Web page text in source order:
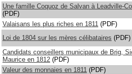
Une famille Coquoz de Salvan à Leadville-
(PDF)
Valaisans les plus riches en 1811 (PDF)
Loi de 1804 sur les mères célibataires (PDF)
Candidats conseillers municipaux de Brig,
Maurice en 1812 (PDF)
Valeur des monnaies en 1811 (PDF)